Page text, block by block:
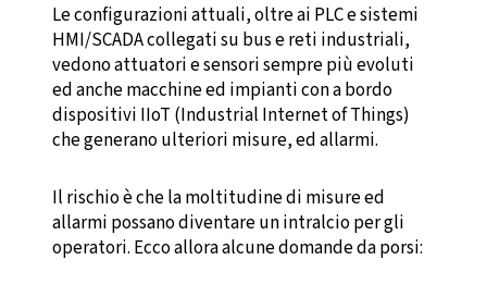
Le configurazioni attuali, oltre ai PLC e sistemi
HMI/SCADA collegati su bus e reti industriali,
vedono attuatori e sensori sempre più evoluti
ed anche macchine ed impianti con a bordo
dispositivi IIoT (Industrial Internet of Things)
che generano ulteriori misure, ed allarmi.
Il rischio è che la moltitudine di misure ed
allarmi possano diventare un intralcio per gli
operatori. Ecco allora alcune domande da porsi: